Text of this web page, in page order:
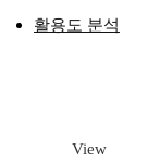
활용도 분석
View